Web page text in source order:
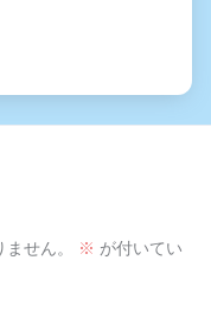
せん。 ※ が付いてい